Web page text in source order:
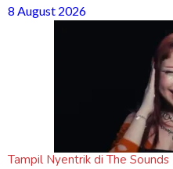
8 August 2026
Tampil Nyentrik di The